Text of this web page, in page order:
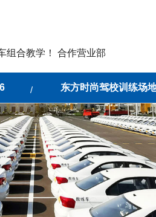
组合教学！ 合作营业部
东方时尚驾校训练场